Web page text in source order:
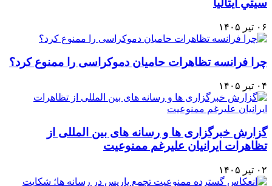
سيتي ايتاليا
۰۶ تیر ۱۴۰۵
چرا فرانسه تظاهرات حامیان دموکراسی را ممنوع کرد؟
۰۴ تیر ۱۴۰۵
گزارش خبرگزاری ها و رسانه های بین المللی از
تظاهرات ایرانیان علیرغم ممنوعیت
۰۲ تیر ۱۴۰۵